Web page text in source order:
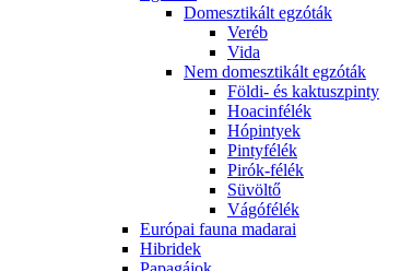
Domesztikált egzóták
Veréb
Vida
Nem domesztikált egzóták
Földi- és kaktuszpinty
Hoacinfélék
Hópintyek
Pintyfélék
Pirók-félék
Süvöltő
Vágófélék
Európai fauna madarai
Hibridek